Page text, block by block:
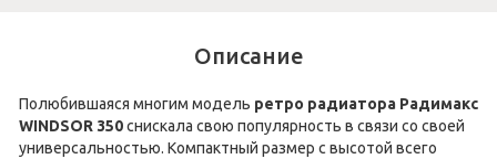
Описание
Полюбившаяся многим модель ретро радиатора Радимакс
WINDSOR 350снискала свою популярность в связи со своей
универсальностью. Компактный размер с высотой всего